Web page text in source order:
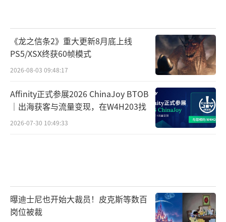
《龙之信条2》重大更新8月底上线
PS5/XSX终获60帧模式
2026-08-03 09:48:17
Affinity正式参展2026 ChinaJoy BTOB
｜出海获客与流量变现，在W4H203找
2026-07-30 10:49:33
曝迪士尼也开始大裁员！皮克斯等数百
岗位被裁